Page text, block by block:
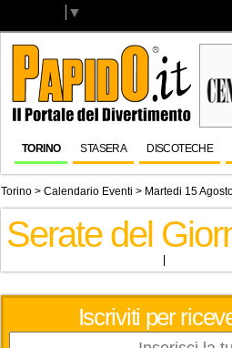
▼
TORINO STASERA DISCOTECHE
Torino > Calendario Eventi > Martedi 15
Serate del
Iscriviti per